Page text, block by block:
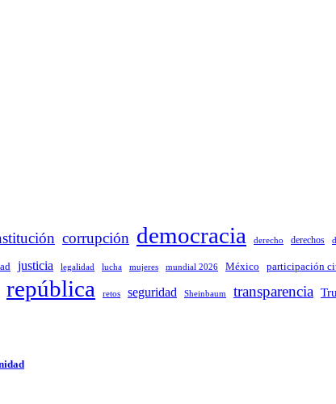
corrupción democracia derecho derechos
justicia legalidad lucha mujeres mundial 2026 México participación
república retos seguridad Sheinbaum transparencia